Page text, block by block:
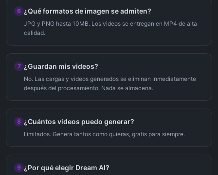
6 ¿Qué formatos de imagen se admiten?
JPG y PNG hasta 10MB. Los videos se entregan en MP4 de alta
calidad.
7 ¿Guardan mis videos?
No. Las cargas y videos generados se eliminan inmediatamente
después del procesamiento. Nada se almacena.
8 ¿Cuántos videos puedo generar?
Ilimitados. Genera tantos como quieras, gratis para siempre.
9 ¿Por qué elegir Dream AI?